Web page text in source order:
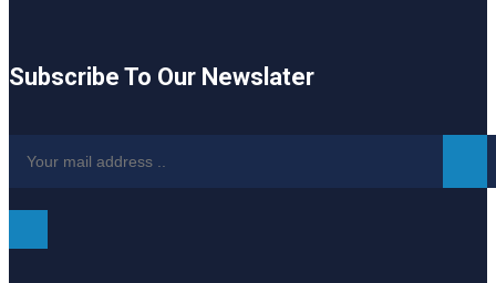
Subscribe To Our Newslater